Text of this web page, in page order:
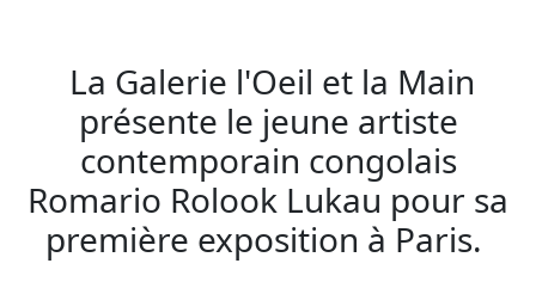
La Galerie l'Oeil et la Main
présente le jeune artiste
contemporain congolais
Romario Rolook Lukau pour sa
première exposition à Paris.